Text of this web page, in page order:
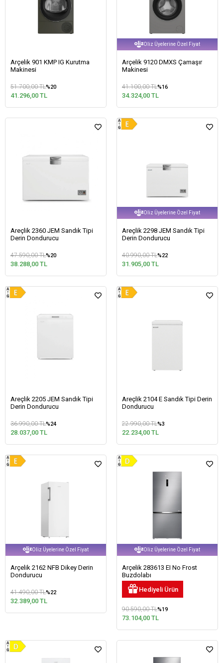
Arçelik 901 KMP IG Kurutma
Makinesi
51.700,00 TL%20
41.296,00 TL
Oliz Üyelerine Özel Fiyat
Arçelik 9120 DMXS Çamaşır
Makinesi
41.100,00 TL%16
34.324,00 TL
Areçlik 2360 JEM Sandık Tipi
Derin Dondurucu
47.590,00 TL%20
38.288,00 TL
Oliz Üyelerine Özel Fiyat
Areçlik 2298 JEM Sandık Tipi
Derin Dondurucu
40.990,00 TL%22
31.905,00 TL
Areçlik 2205 JEM Sandık Tipi
Derin Dondurucu
36.990,00 TL%24
28.037,00 TL
Areçlik 2104 E Sandık Tipi Derin
Dondurucu
22.990,00 TL%3
22.234,00 TL
Oliz Üyelerine Özel Fiyat
Arçelik 2162 NFB Dikey Derin
Dondurucu
41.490,00 TL%22
32.389,00 TL
Oliz Üyelerine Özel Fiyat
Arçelik 283613 EI No Frost
Buzdolabı
Hediyeli Ürün
90.590,00 TL%19
73.104,00 TL